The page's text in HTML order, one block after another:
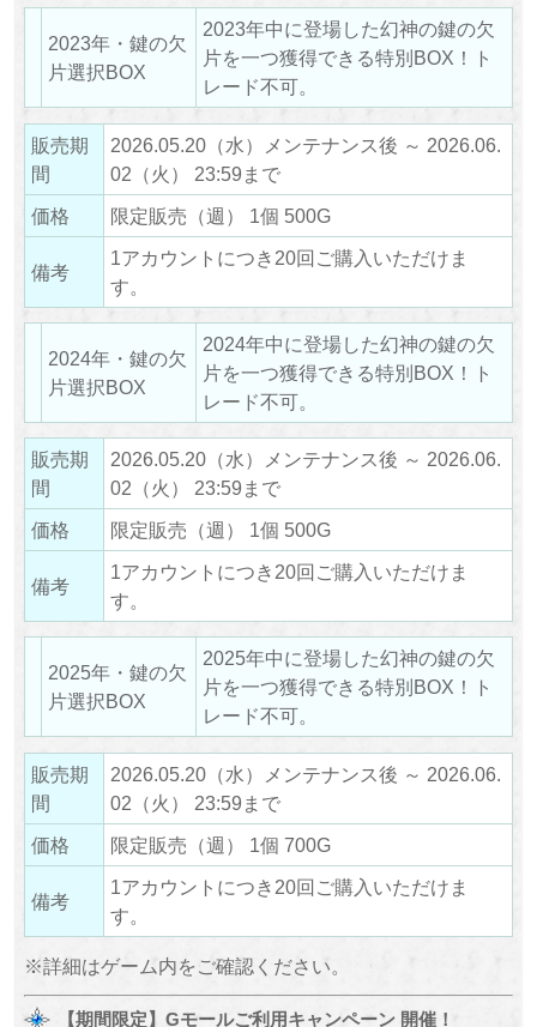
2023年・鍵の欠
片選択BOX
2023年中に登場した幻神の鍵の欠
片を一つ獲得できる特別BOX！ト
レード不可。
販売期
間
2026.05.20（水）メンテナンス後 ～ 2026.06.
02（火） 23:59まで
価格
限定販売（週） 1個 500G
備考
1アカウントにつき20回ご購入いただけま
す。
2024年・鍵の欠
片選択BOX
2024年中に登場した幻神の鍵の欠
片を一つ獲得できる特別BOX！ト
レード不可。
販売期
間
2026.05.20（水）メンテナンス後 ～ 2026.06.
02（火） 23:59まで
価格
限定販売（週） 1個 500G
備考
1アカウントにつき20回ご購入いただけま
す。
2025年・鍵の欠
片選択BOX
2025年中に登場した幻神の鍵の欠
片を一つ獲得できる特別BOX！ト
レード不可。
販売期
間
2026.05.20（水）メンテナンス後 ～ 2026.06.
02（火） 23:59まで
価格
限定販売（週） 1個 700G
備考
1アカウントにつき20回ご購入いただけま
す。
※詳細はゲーム内をご確認ください。
【期間限定】Gモールご利用キャンペーン 開催！